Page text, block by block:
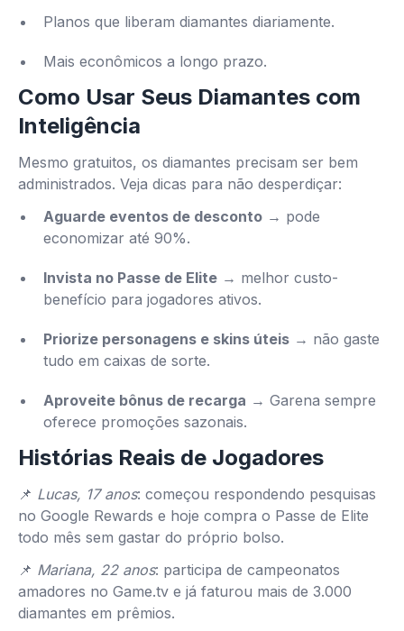
Planos que liberam diamantes diariamente.
Mais econômicos a longo prazo.
Como Usar Seus Diamantes com
Inteligência
Mesmo gratuitos, os diamantes precisam ser bem
administrados. Veja dicas para não desperdiçar:
Aguarde eventos de desconto → pode
economizar até 90%.
Invista no Passe de Elite → melhor custo-
benefício para jogadores ativos.
Priorize personagens e skins úteis → não gaste
tudo em caixas de sorte.
Aproveite bônus de recarga → Garena sempre
oferece promoções sazonais.
Histórias Reais de Jogadores
📌 Lucas, 17 anos: começou respondendo pesquisas
no Google Rewards e hoje compra o Passe de Elite
todo mês sem gastar do próprio bolso.
📌 Mariana, 22 anos: participa de campeonatos
amadores no Game.tv e já faturou mais de 3.000
diamantes em prêmios.